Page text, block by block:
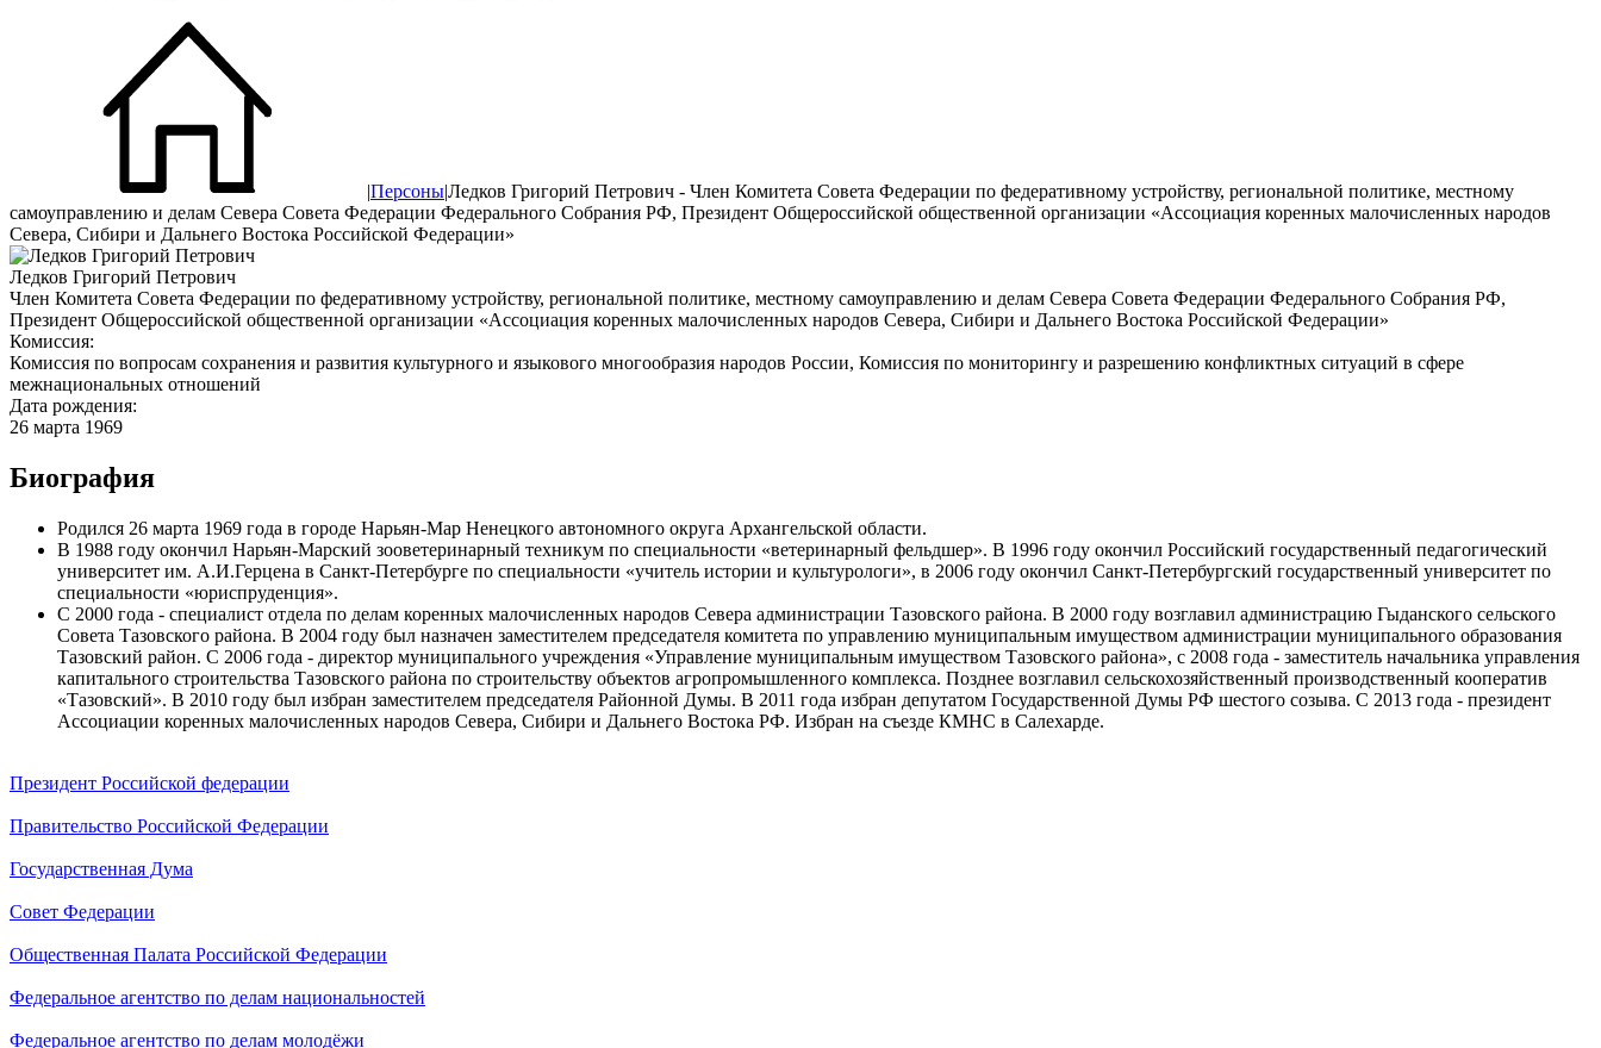
|Персоны|Ледков Григорий Петрович - Член Комитета Совета Федерации по федеративному устройству, региональной политике, местному
самоуправлению и делам Севера Совета Федерации Федерального Собрания РФ, Президент Общероссийской общественной организации «Ассоциация коренных малочисленных народов
Севера, Сибири и Дальнего Востока Российской Федерации»
Ледков Григорий Петрович
Член Комитета Совета Федерации по федеративному устройству, региональной политике, местному самоуправлению и делам Севера Совета Федерации Федерального Собрания РФ,
Президент Общероссийской общественной организации «Ассоциация коренных малочисленных народов Севера, Сибири и Дальнего Востока Российской Федерации»
Комиссия:
Комиссия по вопросам сохранения и развития культурного и языкового многообразия народов России, Комиссия по мониторингу и разрешению конфликтных ситуаций в сфере
межнациональных отношений
Дата рождения:
26 марта 1969
Биография
Родился 26 марта 1969 года в городе Нарьян-Мар Ненецкого автономного округа Архангельской области.
В 1988 году окончил Нарьян-Марский зооветеринарный техникум по специальности «ветеринарный фельдшер». В 1996 году окончил Российский государственный педагогический
университет им. А.И.Герцена в Санкт-Петербурге по специальности «учитель истории и культурологи», в 2006 году окончил Санкт-Петербургский государственный университет по
специальности «юриспруденция».
С 2000 года - специалист отдела по делам коренных малочисленных народов Севера администрации Тазовского района. В 2000 году возглавил администрацию Гыданского сельского
Совета Тазовского района. В 2004 году был назначен заместителем председателя комитета по управлению муниципальным имуществом администрации муниципального образования
Тазовский район. С 2006 года - директор муниципального учреждения «Управление муниципальным имуществом Тазовского района», с 2008 года - заместитель начальника управления
капитального строительства Тазовского района по строительству объектов агропромышленного комплекса. Позднее возглавил сельскохозяйственный производственный кооператив
«Тазовский». В 2010 году был избран заместителем председателя Районной Думы. В 2011 года избран депутатом Государственной Думы РФ шестого созыва. С 2013 года - президент
Ассоциации коренных малочисленных народов Севера, Сибири и Дальнего Востока РФ. Избран на съезде КМНС в Салехарде.
Президент Российской федерации
Правительство Российской Федерации
Государственная Дума
Совет Федерации
Общественная Палата Российской Федерации
Федеральное агентство по делам национальностей
Федеральное агентство по делам молодёжи